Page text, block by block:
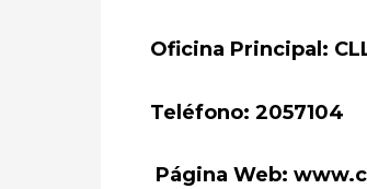
Oficina Principal:
Teléfono: 2057104
Página Web: